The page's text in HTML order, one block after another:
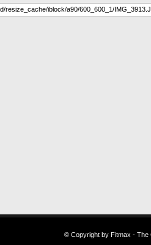
© Copyright by Fitmax - The